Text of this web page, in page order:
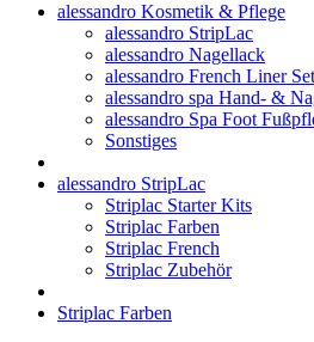
alessandro Kosmetik & Pflege
alessandro StripLac
alessandro Nagellack
alessandro French Liner Set
alessandro spa Hand- &
alessandro Spa Foot
Sonstiges
alessandro StripLac
Striplac Starter Kits
Striplac Farben
Striplac French
Striplac Zubehör
Striplac Farben